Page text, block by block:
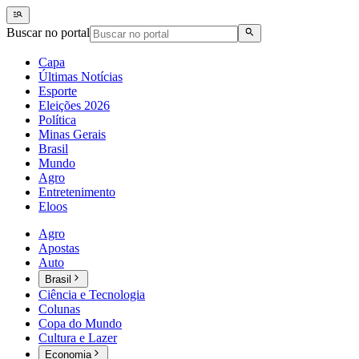
Buscar no portal
Capa
Últimas Notícias
Esporte
Eleições 2026
Política
Minas Gerais
Brasil
Mundo
Agro
Entretenimento
Eloos
Agro
Apostas
Auto
Brasil
Ciência e Tecnologia
Colunas
Copa do Mundo
Cultura e Lazer
Economia